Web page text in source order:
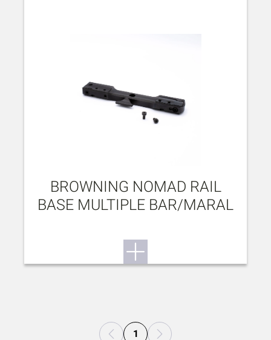
BROWNING NOMAD RAIL
BASE MULTIPLE BAR/MARAL
1